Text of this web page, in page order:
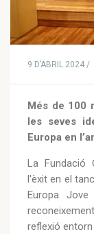
9 D’ABRIL 2024 /
Més de 100
les seves
Europa en
La Fundació
l'èxit en el
Europa
reflexió